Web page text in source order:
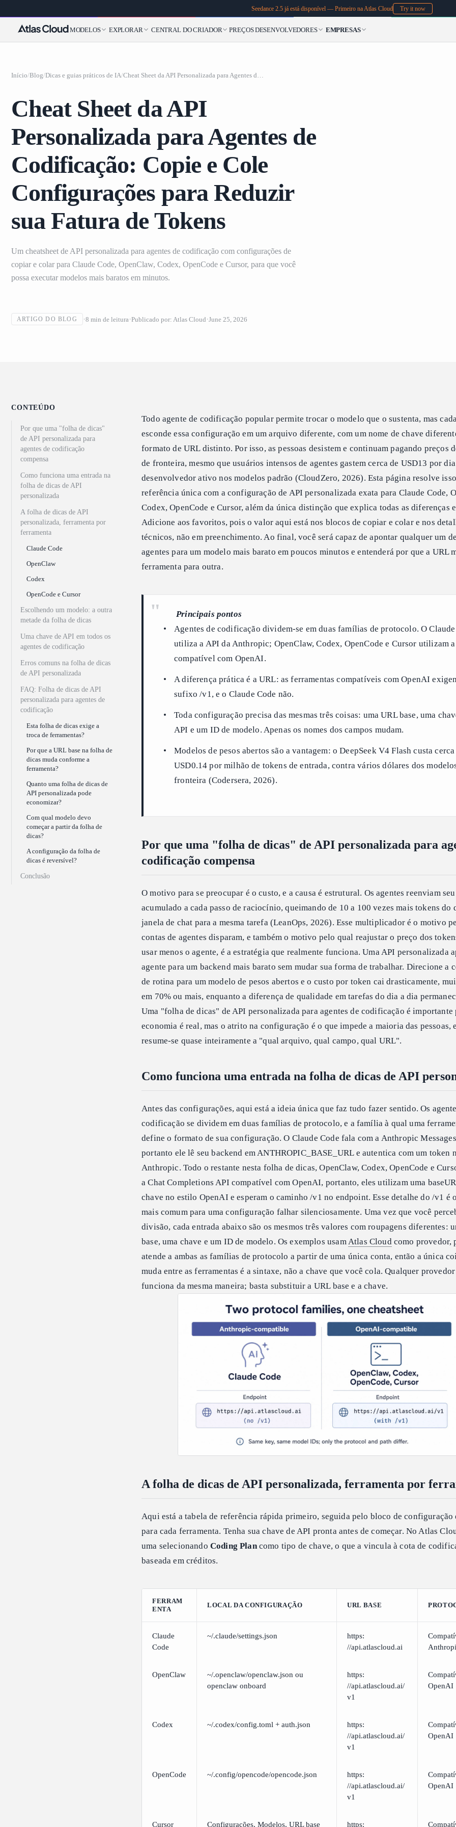
Seedance 2.5 já está disponível — Primeiro na Atlas Cloud Try it now
MODELOS EXPLORAR CENTRAL DO CRIADOR PREÇOSDESENVOLVEDORES EMPRESAS
Início/Blog/Dicas e guias práticos de IA/ Cheat Sheet da API Personalizada para Agentes de Codificação: Copie e Cole Configurações para Reduzir sua Fatura de Tokens
Cheat Sheet da API
Personalizada para Agentes de
Codificação: Copie e Cole
Configurações para Reduzir
sua Fatura de Tokens
Um cheatsheet de API personalizada para agentes de codificação com configurações de
copiar e colar para Claude Code, OpenClaw, Codex, OpenCode e Cursor, para que você
possa executar modelos mais baratos em minutos.
ARTIGO DO BLOG 8 min de leitura Publicado por: Atlas Cloud June 25, 2026
CONTEÚDO
Por que uma "folha de dicas"
de API personalizada para
agentes de codificação
compensa
Como funciona uma entrada na
folha de dicas de API
personalizada
A folha de dicas de API
personalizada, ferramenta por
ferramenta
Claude Code
OpenClaw
Codex
OpenCode e Cursor
Escolhendo um modelo: a outra
metade da folha de dicas
Uma chave de API em todos os
agentes de codificação
Erros comuns na folha de dicas
de API personalizada
FAQ: Folha de dicas de API
personalizada para agentes de
codificação
Esta folha de dicas exige a
troca de ferramentas?
Por que a URL base na folha de
dicas muda conforme a
ferramenta?
Quanto uma folha de dicas de
API personalizada pode
economizar?
Com qual modelo devo
começar a partir da folha de
dicas?
A configuração da folha de
dicas é reversível?
Conclusão
Todo agente de codificação popular permite trocar o modelo que o sustenta, mas
esconde essa configuração em um arquivo diferente, com um nome de chave
formato de URL distinto. Por isso, as pessoas desistem e continuam pagando preços
de fronteira, mesmo que usuários intensos de agentes gastem cerca de USD13 por
desenvolvedor ativo nos modelos padrão (CloudZero, 2026). Esta página resolve
referência única com a configuração de API personalizada exata para Claude Code,
Codex, OpenCode e Cursor, além da única distinção que explica todas as diferenças
Adicione aos favoritos, pois o valor aqui está nos blocos de copiar e colar e nos
técnicos, não em preenchimento. Ao final, você será capaz de apontar qualquer um
agentes para um modelo mais barato em poucos minutos e entenderá por que a URL
ferramenta para outra.
Principais pontos
Agentes de codificação dividem-se em duas famílias de protocolo. O Claude
utiliza a API da Anthropic; OpenClaw, Codex, OpenCode e Cursor utilizam
compatível com OpenAI.
A diferença prática é a URL: as ferramentas compatíveis com OpenAI
sufixo /v1, e o Claude Code não.
Toda configuração precisa das mesmas três coisas: uma URL base, uma
API e um ID de modelo. Apenas os nomes dos campos mudam.
Modelos de pesos abertos são a vantagem: o DeepSeek V4 Flash custa cerca
USD0.14 por milhão de tokens de entrada, contra vários dólares dos
fronteira (Codersera, 2026).
Por que uma "folha de dicas" de API personalizada para
codificação compensa
O motivo para se preocupar é o custo, e a causa é estrutural. Os agentes reenviam
acumulado a cada passo de raciocínio, queimando de 10 a 100 vezes mais tokens do
janela de chat para a mesma tarefa (LeanOps, 2026). Esse multiplicador é o motivo
contas de agentes disparam, e também o motivo pelo qual reajustar o preço dos
usar menos o agente, é a estratégia que realmente funciona. Uma API personalizada
agente para um backend mais barato sem mudar sua forma de trabalhar. Direcione a
de rotina para um modelo de pesos abertos e o custo por token cai drasticamente,
em 70% ou mais, enquanto a diferença de qualidade em tarefas do dia a dia
Uma "folha de dicas" de API personalizada para agentes de codificação é importante
economia é real, mas o atrito na configuração é o que impede a maioria das pessoas,
resume-se quase inteiramente a "qual arquivo, qual campo, qual URL".
Como funciona uma entrada na folha de dicas de API
Antes das configurações, aqui está a ideia única que faz tudo fazer sentido. Os
codificação se dividem em duas famílias de protocolo, e a família à qual uma
define o formato de sua configuração. O Claude Code fala com a Anthropic
portanto ele lê seu backend em ANTHROPIC_BASE_URL e autentica com um token
Anthropic. Todo o restante nesta folha de dicas, OpenClaw, Codex, OpenCode e
a Chat Completions API compatível com OpenAI, portanto, eles utilizam uma
chave no estilo OpenAI e esperam o caminho /v1 no endpoint. Esse detalhe do /v1 é
mais comum para uma configuração falhar silenciosamente. Uma vez que você
divisão, cada entrada abaixo são os mesmos três valores com roupagens diferentes:
base, uma chave e um ID de modelo. Os exemplos usamAtlas Cloudcomo provedor,
atende a ambas as famílias de protocolo a partir de uma única conta, então a única
muda entre as ferramentas é a sintaxe, não a chave que você cola. Qualquer
funciona da mesma maneira; basta substituir a URL base e a chave.
A folha de dicas de API personalizada, ferramenta por
Aqui está a tabela de referência rápida primeiro, seguida pelo bloco de configuração
para cada ferramenta. Tenha sua chave de API pronta antes de começar. No Atlas
uma selecionando Coding Plancomo tipo de chave, o que a vincula à cota de
baseada em créditos.
FERRAM
ENTA
LOCAL DA CONFIGURAÇÃO URL BASE
Claude
Code
~/.claude/settings.json
https:​
//api.atlascloud.ai
OpenClaw
~/.openclaw/openclaw.json ou
openclaw onboard
https:​
//api.atlascloud.ai/
v1
OpenAI
Codex ~/.codex/config.toml + auth.json
https:​
//api.atlascloud.ai/
v1
OpenAI
OpenCode ~/.config/opencode/opencode.json
https:​
//api.atlascloud.ai/
v1
OpenAI
Cursor Configurações, Modelos, URL base https:​